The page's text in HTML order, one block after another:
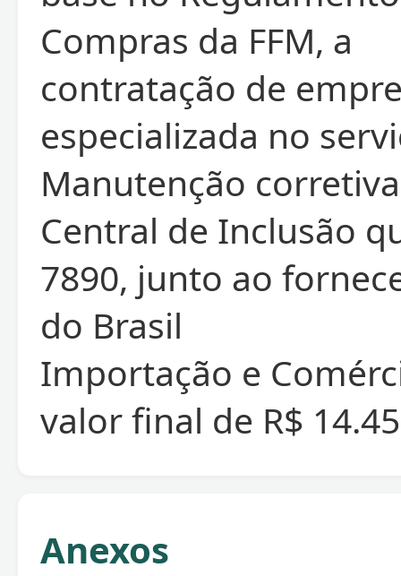
Compras da FFM, a
contratação de
especializada no
Manutenção
Central de Inclusão
7890, junto ao
do Brasil
Importação e
valor final de R$
Anexos